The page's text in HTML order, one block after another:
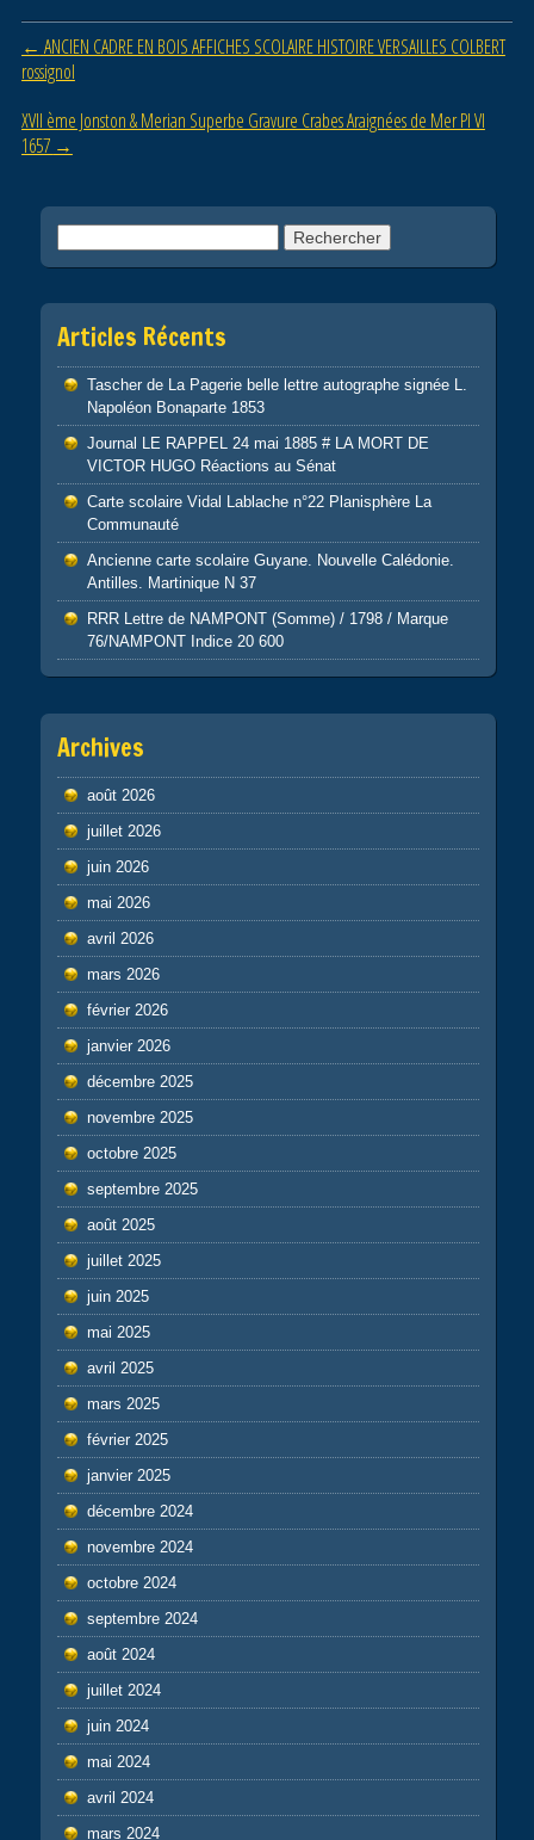
b
o
k
er
Post navigation
← ANCIEN CADRE EN BOIS AFFICHES SCOLAIRE HISTOIRE VERSAILLES COLBERT
rossignol
XVII ème Jonston & Merian Superbe Gravure Crabes Araignées de Mer Pl VI
1657 →
Articles Récents
Tascher de La Pagerie belle lettre autographe signée L.
Napoléon Bonaparte 1853
Journal LE RAPPEL 24 mai 1885 # LA MORT DE
VICTOR HUGO Réactions au Sénat
Carte scolaire Vidal Lablache n°22 Planisphère La
Communauté
Ancienne carte scolaire Guyane. Nouvelle Calédonie.
Antilles. Martinique N 37
RRR Lettre de NAMPONT (Somme) / 1798 / Marque
76/NAMPONT Indice 20 600
Archives
août 2026
juillet 2026
juin 2026
mai 2026
avril 2026
mars 2026
février 2026
janvier 2026
décembre 2025
novembre 2025
octobre 2025
septembre 2025
août 2025
juillet 2025
juin 2025
mai 2025
avril 2025
mars 2025
février 2025
janvier 2025
décembre 2024
novembre 2024
octobre 2024
septembre 2024
août 2024
juillet 2024
juin 2024
mai 2024
avril 2024
mars 2024